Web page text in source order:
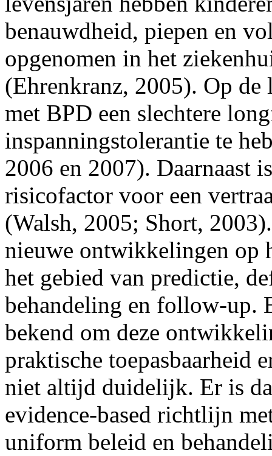
benauwdheid, piepen en
opgenomen in het
(Ehrenkranz, 2005). Op
met BPD een slechtere
inspanningstolerantie te
2006 en 2007). Daarnaast
risicofactor voor een
(Walsh, 2005; Short,
nieuwe ontwikkelingen op
het gebied van predictie,
behandeling en follow-up.
bekend om deze
praktische toepasbaarheid
niet altijd duidelijk. Er is
evidence-based richtlijn
uniform beleid en